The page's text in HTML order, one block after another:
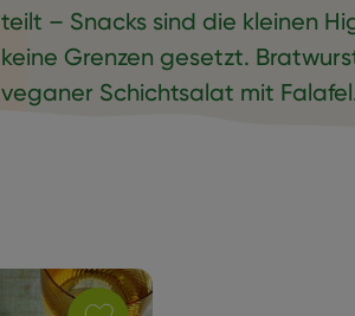
teilt – Snacks sind die kleinen
keine Grenzen gesetzt.
veganer Schichtsalat mit
Save